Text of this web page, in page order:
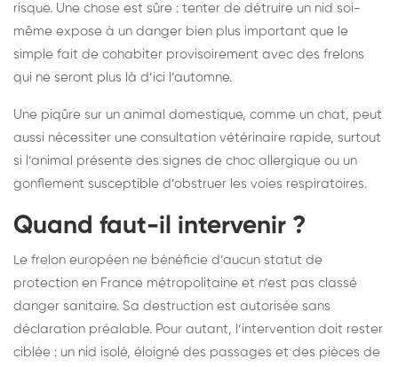
risque. Une chose est sûre : tenter de détruire un nid soi-
même expose à un danger bien plus important que le
simple fait de cohabiter provisoirement avec des frelons
qui ne seront plus là d’ici l’automne.
Une piqûre sur un animal domestique, comme un chat, peut
aussi nécessiter une consultation vétérinaire rapide, surtout
si l’animal présente des signes de choc allergique ou un
gonflement susceptible d’obstruer les voies respiratoires.
Quand faut-il intervenir ?
Le frelon européen ne bénéficie d’aucun statut de
protection en France métropolitaine et n’est pas classé
danger sanitaire. Sa destruction est autorisée sans
déclaration préalable. Pour autant, l’intervention doit rester
ciblée : un nid isolé, éloigné des passages et des pièces de